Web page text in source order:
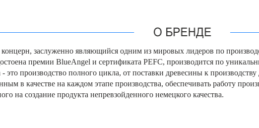
концерн, заслуженно являющийся одним из мировых лидеров по
премии BlueAngel и сертификата PEFC, производится по
- это производство полного цикла, от поставки древесины к
в качестве на каждом этапе производства, обеспечивать работу
на создание продукта непревзойденного немецкого качества.